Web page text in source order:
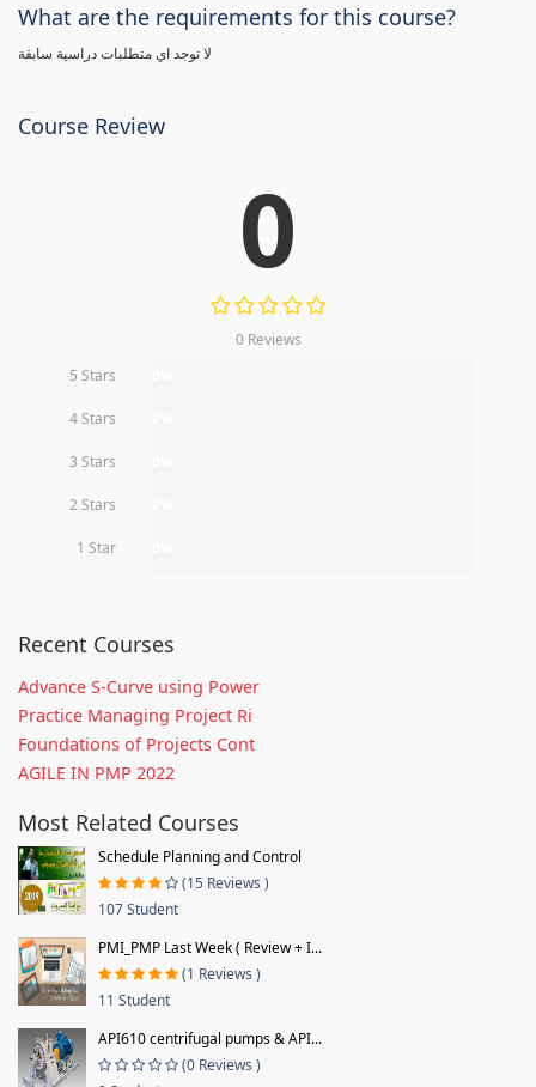
What are the requirements for this course?
لا توجد اي متطلبات دراسية سابقة
Course Review
0
0 Reviews
5 Stars
4 Stars
3 Stars
2 Stars
1 Star
Recent Courses
Advance S-Curve using Power
Practice Managing Project Ri
Foundations of Projects Cont
AGILE IN PMP 2022
Most Related Courses
Schedule Planning and Control
(15 Reviews )
107 Student
PMI_PMP Last Week ( Review + I...
(1 Reviews )
11 Student
API610 centrifugal pumps & API...
(0 Reviews )